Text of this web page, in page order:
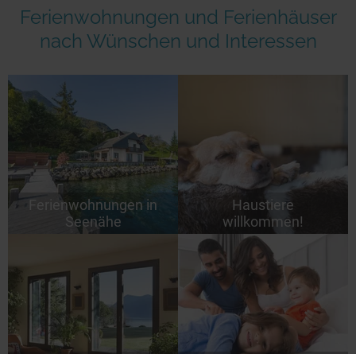
Niederlande
Norwegen
alle Länder…
Ferienwohnungen und Ferienhäuser
nach Wünschen und Interessen
Ferienwohnungen in
Seenähe
Haustiere
willkommen!